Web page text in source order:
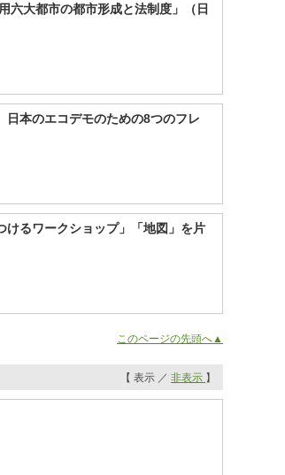
大都市の都市形成と法制度」（日
本のエコデモのための8つのフレ
るワークショップ」「地図」を片
このページの先頭へ▲
【 表示 ／ 非表示 】